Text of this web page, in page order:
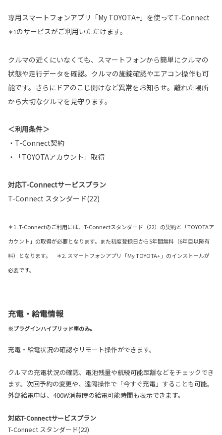
専用スマートフォンアプリ「My TOYOTA+」を使ってT-Connect
＊1のサービスがご利用いただけます。
クルマの近くにいなくても、スマートフォンから簡単にクルマの
状態や走行データを確認。クルマの施錠確認やエアコン操作も可
能です。さらにドアのこじ開けなど異常をお知らせ。離れた場所
から大切なクルマを見守ります。
＜利用条件＞
・T-Connect契約
・「TOYOTAアカウント」取得
対応T-Connectサービスプラン
T-Connect スタンダード(22)
＊1. T-Connectのご利用には、T-Connectスタンダード（22）の契約と「TOYOTAア
カウント」の取得が必要となります。また初度登録日から5年間無料（6年目以降有
料）となります。 ＊2. スマートフォンアプリ「My TOYOTA+」のインストールが
必要です。
充電・給電情報
※プラグインハイブリッド車のみ。
充電・給電状況の確認やリモート操作ができます。
クルマの充電状況の確認、電池残量や航続可能距離などをチェックでき
ます。次回予約の変更や、遠隔操作で「今すぐ充電」することも可能。
外部給電中は、400W消費時の給電可能時間も表示できます。
対応T-Connectサービスプラン
T-Connect スタンダード(22)